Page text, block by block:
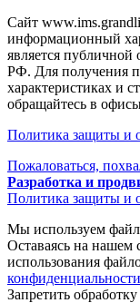
Сайт
информационный
является
РФ. Для получения
характеристиках и
обращайтесь в
Политика защиты и
Пожаловаться,
Разработка и
Политика защиты и
Мы используем
Оставаясь на нашем
использования
конфиденциальности
Запретить